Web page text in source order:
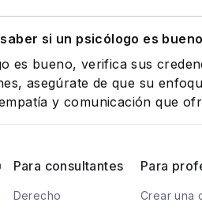
si un psicólogo es
es bueno, verifica sus
asegúrate de que su
y comunicación que
Para consultantes
Derecho
Para
Crear una